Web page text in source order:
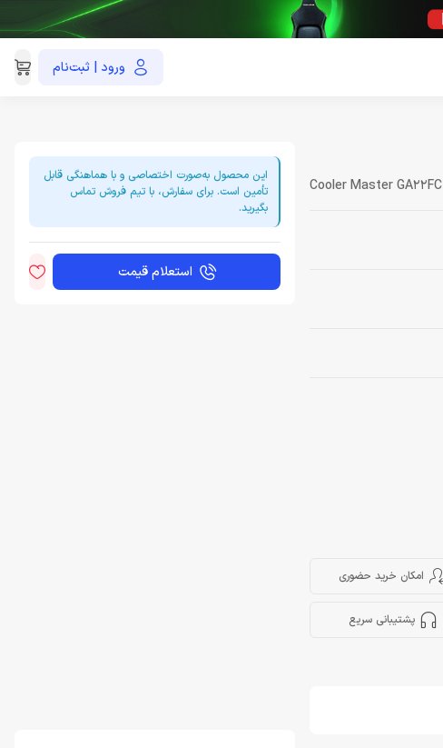
ورود | ثبت‌نام021-91035390
Cooler Master GA22FC
امکان خرید حضوری
پشتیبانی سریع
این محصول به‌صورت اختصاصی و با هماهنگی قابل
تأمین است. برای سفارش، با تیم فروش تماس
بگیرید.
استعلام قیمت